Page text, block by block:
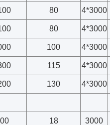
80 4*3000
80 4*3000
100 4*3000
115 4*3000
130 4*3000
18 3000